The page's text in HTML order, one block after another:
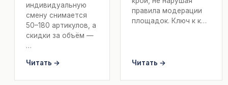
индивидуальную
смену снимается
50–180 артикулов, а
скидки за объём —
…
Читать →
правила модерации
площадок. Ключ к к…
Читать →